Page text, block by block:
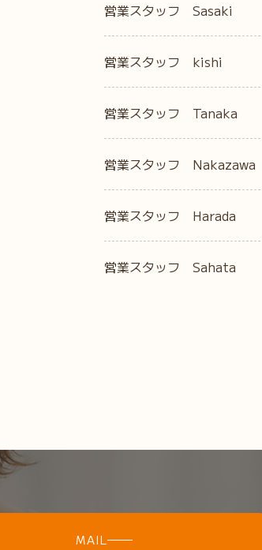
営業スタッフ Sasaki
営業スタッフ kishi
営業スタッフ Tanaka
営業スタッフ Nakazawa
営業スタッフ Harada
営業スタッフ Sahata
MAIL